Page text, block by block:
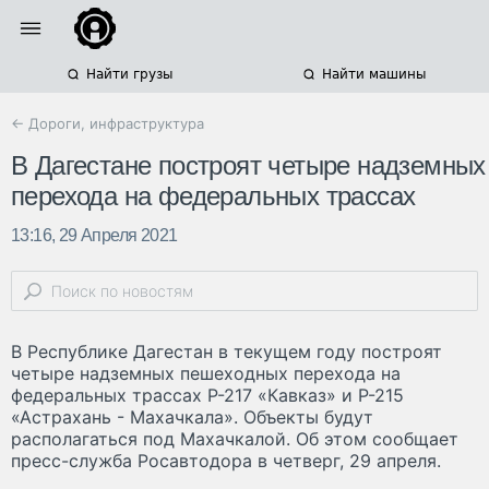
Найти грузы Найти машины
← Дороги, инфраструктура
В Дагестане построят четыре надземных
перехода на федеральных трассах
13:16, 29 Апреля 2021
В Республике Дагестан в текущем году построят
четыре надземных пешеходных перехода на
федеральных трассах Р-217 «Кавказ» и Р-215
«Астрахань - Махачкала». Объекты будут
располагаться под Махачкалой. Об этом сообщает
пресс-служба Росавтодора в четверг, 29 апреля.